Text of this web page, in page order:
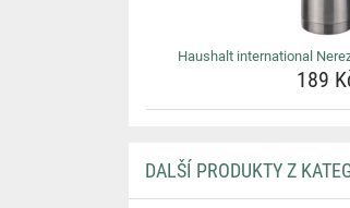
Haushalt international
189
DALŠÍ PRODUKTY Z